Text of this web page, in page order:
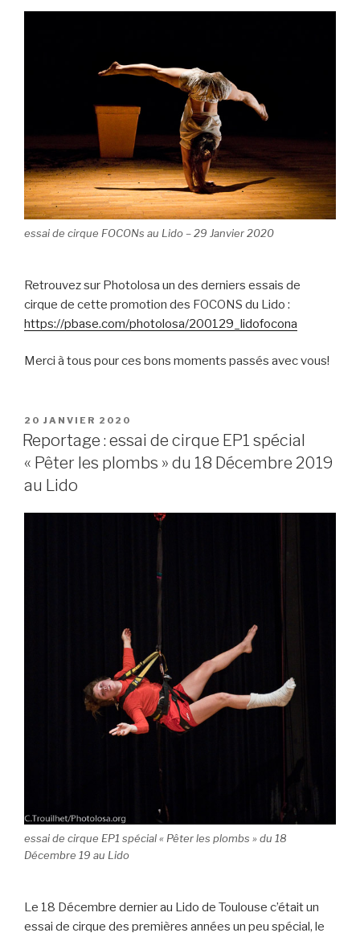
essai de cirque FOCONs au Lido – 29 Janvier 2020
Retrouvez sur Photolosa un des derniers essais de
cirque de cette promotion des FOCONS du Lido :
https://pbase.com/photolosa/200129_lidofocona
Merci à tous pour ces bons moments passés avec vous!
PUBLIÉ
LE
20 JANVIER 2020
Reportage : essai de cirque EP1 spécial
« Pêter les plombs » du 18 Décembre 2019
au Lido
essai de cirque EP1 spécial « Pêter les plombs » du 18
Décembre 19 au Lido
Le 18 Décembre dernier au Lido de Toulouse c’était un
essai de cirque des premières années un peu spécial, le